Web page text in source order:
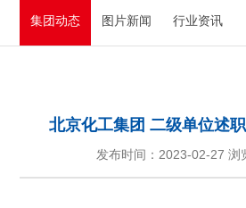
集团动态 图片新闻 行业资讯
北京化工集团 二级单位述
发布时间：2023-02-27 浏